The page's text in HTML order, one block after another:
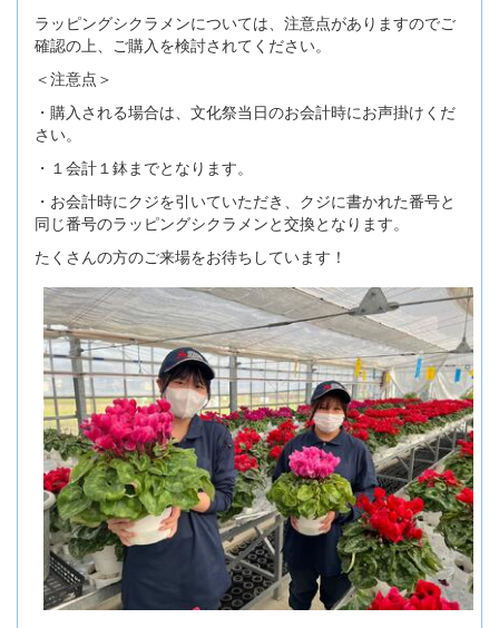
ラッピングシクラメンについては、注意点がありますのでご
確認の上、ご購入を検討されてください。
＜注意点＞
・購入される場合は、文化祭当日のお会計時にお声掛けくだ
さい。
・１会計１鉢までとなります。
・お会計時にクジを引いていただき、クジに書かれた番号と
同じ番号のラッピングシクラメンと交換となります。
たくさんの方のご来場をお待ちしています！